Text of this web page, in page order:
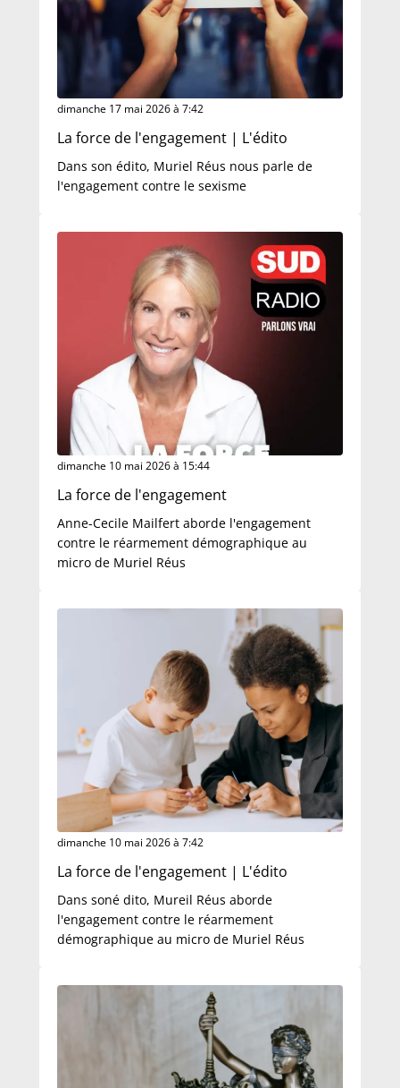
dimanche 17 mai 2026 à 7:42
La force de l'engagement | L'édito
Dans son édito, Muriel Réus nous parle de
l'engagement contre le sexisme
dimanche 10 mai 2026 à 15:44
La force de l'engagement
Anne-Cecile Mailfert aborde l'engagement
contre le réarmement démographique au
micro de Muriel Réus
dimanche 10 mai 2026 à 7:42
La force de l'engagement | L'édito
Dans soné dito, Mureil Réus aborde
l'engagement contre le réarmement
démographique au micro de Muriel Réus